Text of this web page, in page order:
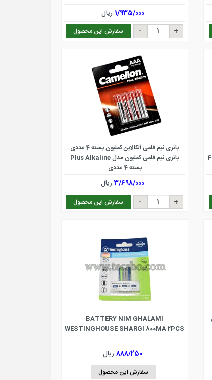
1/935/000 ریال
سفارش این محصول
باتری قلمی کملیون مدل Plus Alkaline بسته 4
باتری نیم قلمی آلکالاین کملیون بسته 4 عددی
باتری نیم قلمی کملیون مدل Plus Alkaline
بسته 4 عددی
3/698/000ریال
سفارش این محصول
BATTERY NIM GHALAMI
WESTINGHOUSE SHARGI 800MA 2PCS
888/250ریال
سفارش این محصول